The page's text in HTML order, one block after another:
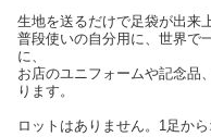
生地を送るだけで足袋が出来
普段使いの自分用に、世界で
に、
お店のユニフォームや記念品
ります。
ロットはありません。1足から